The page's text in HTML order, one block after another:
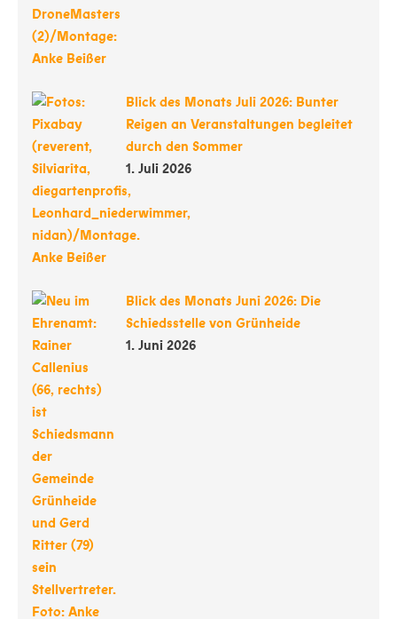
Blick des Monats Juli 2026: Bunter
Reigen an Veranstaltungen begleitet
durch den Sommer
1. Juli 2026
Blick des Monats Juni 2026: Die
Schiedsstelle von Grünheide
1. Juni 2026